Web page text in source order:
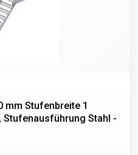
mm Stufenbreite 1
Stufenausführung Stahl -